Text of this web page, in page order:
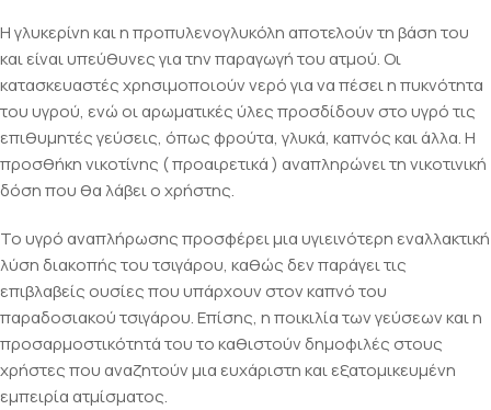
Η γλυκερίνη και η προπυλενογλυκόλη αποτελούν τη βάση του
και είναι υπεύθυνες για την παραγωγή του ατμού. Οι
κατασκευαστές χρησιμοποιούν νερό για να πέσει η πυκνότητα
του υγρού, ενώ οι αρωματικές ύλες προσδίδουν στο υγρό τις
επιθυμητές γεύσεις, όπως φρούτα, γλυκά, καπνός και άλλα. Η
προσθήκη νικοτίνης ( προαιρετικά ) αναπληρώνει τη νικοτινική
δόση που θα λάβει ο χρήστης.
Το υγρό αναπλήρωσης προσφέρει μια υγιεινότερη εναλλακτική
λύση διακοπής του τσιγάρου, καθώς δεν παράγει τις
επιβλαβείς ουσίες που υπάρχουν στον καπνό του
παραδοσιακού τσιγάρου. Επίσης, η ποικιλία των γεύσεων και η
προσαρμοστικότητά του το καθιστούν δημοφιλές στους
χρήστες που αναζητούν μια ευχάριστη και εξατομικευμένη
εμπειρία ατμίσματος.